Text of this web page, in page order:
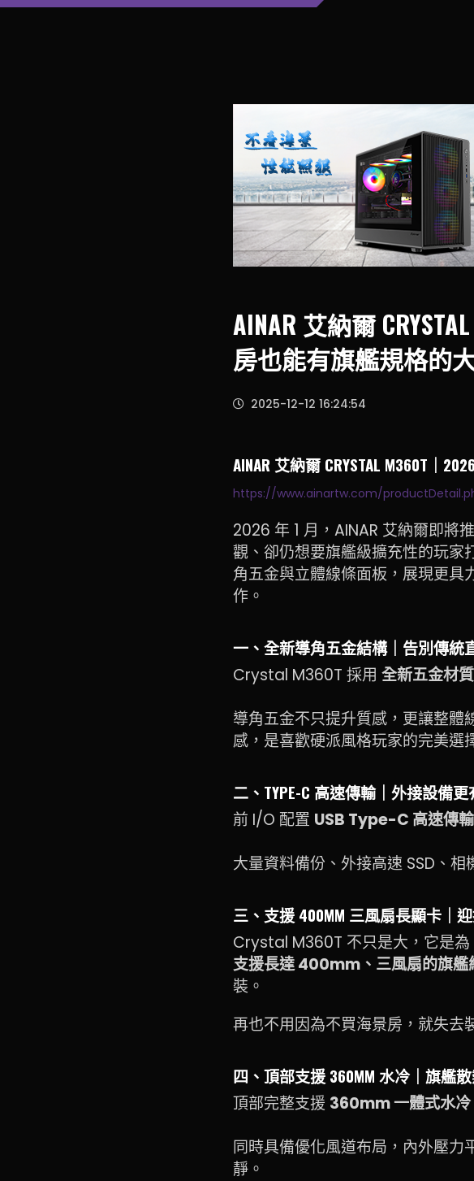
AINAR 艾納爾
房也能有旗艦規格的
2025-12-12 16:24:54
AINAR 艾納爾 CRYSTAL M360T｜
https://www.ainartw.com/
2026 年 1 月，AINAR 艾納爾即將
觀、卻仍想要旗艦級擴充性的玩家
角五金與立體線條面板，展現更
作。
一、全新導角五金結構｜告別傳統
Crystal M360T 採用 全新五金材
導角五金不只提升質感，更讓整體
感，是喜歡硬派風格玩家的完美選
二、TYPE-C 高速傳輸｜外接設備
前 I/O 配置 USB Type-C 高速傳
大量資料備份、外接高速 SSD、
三、支援 400MM 三風扇長顯卡｜
Crystal M360T 不只是大，它是為
支援長達 400mm、三風扇的旗艦
裝。
再也不用因為不買海景房，就失去
四、頂部支援 360MM 水冷｜旗艦
頂部完整支援 360mm 一體式水冷
同時具備優化風道布局，內外壓力
靜。